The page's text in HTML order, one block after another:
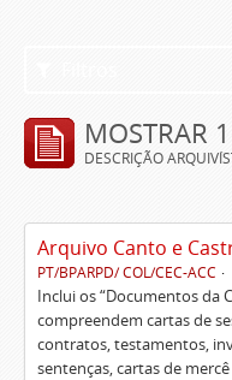
MOSTRAR
DESCRIÇÃO
Arquivo Canto e
PT/BPARPD/ COL/CEC-ACC
Inclui os “Documentos da
compreendem cartas de
contratos, testamentos,
sentenças, cartas de